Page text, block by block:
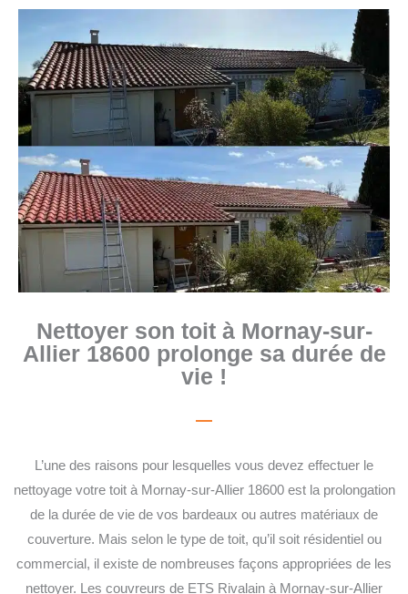
Nettoyer son toit à Mornay-sur-
Allier 18600 prolonge sa durée de
vie !
L’une des raisons pour lesquelles vous devez effectuer le
nettoyage votre toit à Mornay-sur-Allier 18600 est la prolongation
de la durée de vie de vos bardeaux ou autres matériaux de
couverture. Mais selon le type de toit, qu’il soit résidentiel ou
commercial, il existe de nombreuses façons appropriées de les
nettoyer. Les couvreurs de ETS Rivalain à Mornay-sur-Allier